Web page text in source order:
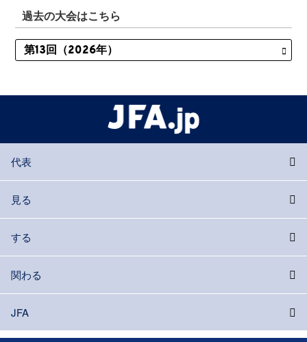
過去の大会はこちら
代表
見る
する
関わる
JFA